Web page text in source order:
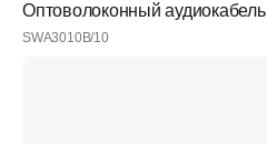
Оптоволоконный аудиокабель
SWA3010B/10